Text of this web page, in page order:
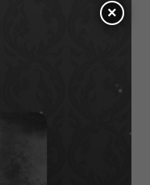
ทุกจังหวะ ชวน
หาโครงการประตู
ากกินอะไรหลังจาก
ต”
×